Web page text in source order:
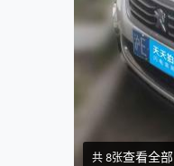
共 8张查看全部